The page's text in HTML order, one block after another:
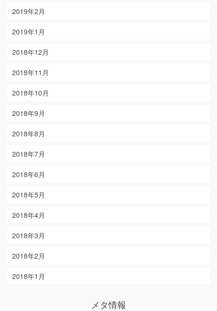
2019年2月
2019年1月
2018年12月
2018年11月
2018年10月
2018年9月
2018年8月
2018年7月
2018年6月
2018年5月
2018年4月
2018年3月
2018年2月
2018年1月
メタ情報